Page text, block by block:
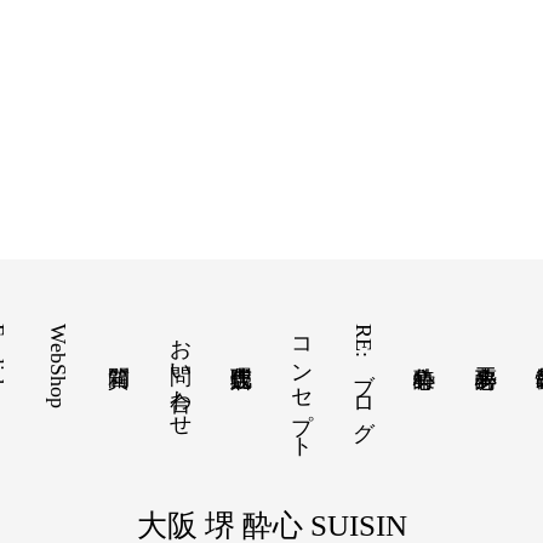
RE:ブログ
コンセプト
お問い合わせ
WebShop
大阪 堺 酔心 SUISIN